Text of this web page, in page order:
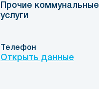
Прочие коммунальные
услуги
Телефон
Открыть данные